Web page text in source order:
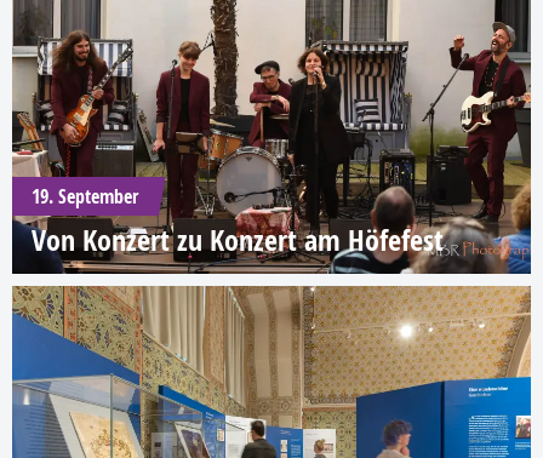
19. September
Von Konzert zu Konzert am Höfefest